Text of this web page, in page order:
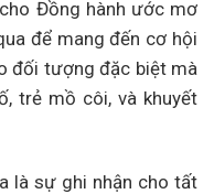
Đồng hành ước mơ
để mang đến cơ hội
đối tượng đặc biệt mà
trẻ mồ côi, và khuyết
là sự ghi nhận cho tất